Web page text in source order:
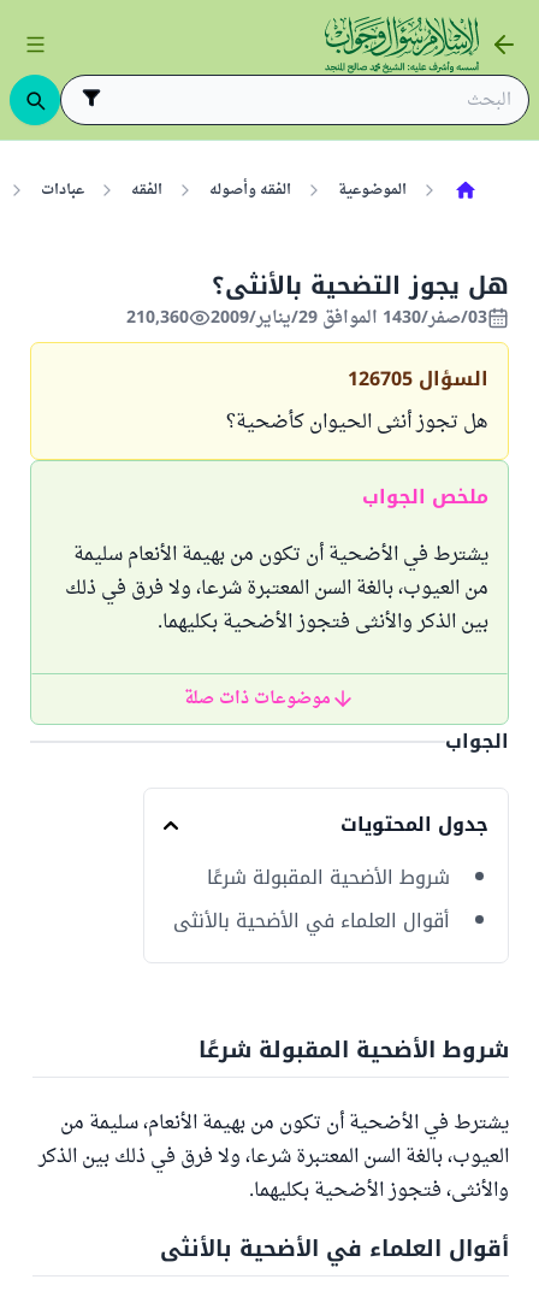
الموضوعية الفقه وأصوله الفقه عبادات
هل يجوز التضحية بالأنثى؟
03/صفر/1430 الموافق 29/يناير/2009 210,360
السؤال 126705
هل تجوز أنثى الحيوان كأضحية؟
ملخص الجواب
يشترط في الأضحية أن تكون من بهيمة الأنعام سليمة
من العيوب، بالغة السن المعتبرة شرعا، ولا فرق في ذلك
بين الذكر والأنثى فتجوز الأضحية بكليهما.
موضوعات ذات صلة
الجواب
جدول المحتويات
شروط الأضحية المقبولة شرعًا
أقوال العلماء في الأضحية بالأنثى
شروط الأضحية المقبولة شرعًا
يشترط في الأضحية أن تكون من بهيمة الأنعام، سليمة من
العيوب، بالغة السن المعتبرة شرعا، ولا فرق في ذلك بين الذكر
والأنثى، فتجوز الأضحية بكليهما.
أقوال العلماء في الأضحية بالأنثى